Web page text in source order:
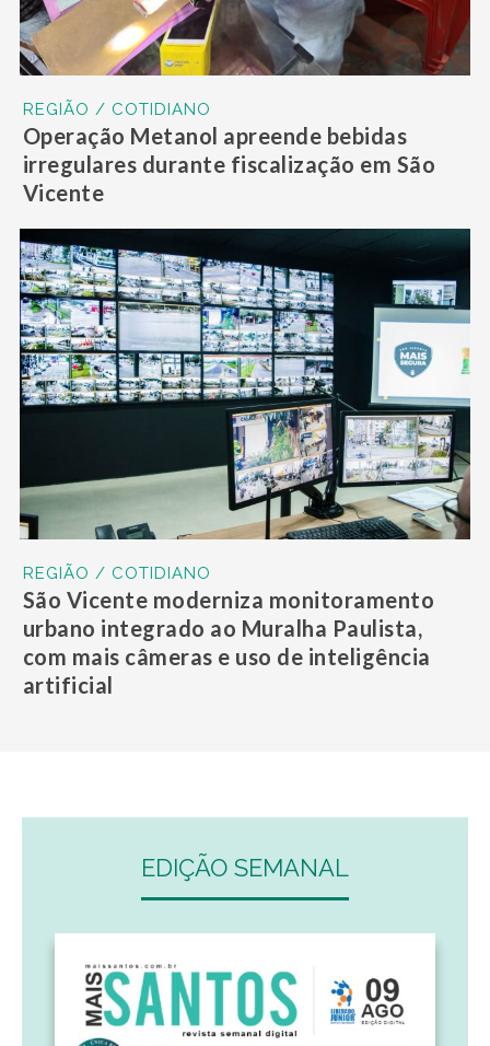
REGIÃO / COTIDIANO
Operação Metanol apreende bebidas
irregulares durante fiscalização em São
Vicente
REGIÃO / COTIDIANO
São Vicente moderniza monitoramento
urbano integrado ao Muralha Paulista,
com mais câmeras e uso de inteligência
artificial
EDIÇÃO SEMANAL